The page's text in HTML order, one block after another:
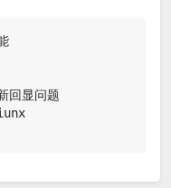
优化系统穿透帮助的显示功能
附件资源兼容Window迁移Liunx